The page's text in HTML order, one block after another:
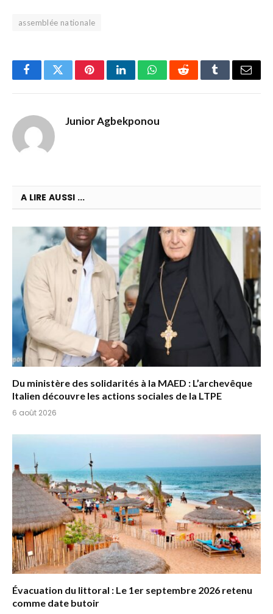
assemblée nationale
FacebookTwitterPinterestLinkedInWhatsAppRedditTumblrEmail
Junior Agbekponou
A LIRE AUSSI ...
Du ministère des solidarités à la MAED : L’archevêque
Italien découvre les actions sociales de la LTPE
6 août 2026
Évacuation du littoral : Le 1er septembre 2026 retenu
comme date butoir